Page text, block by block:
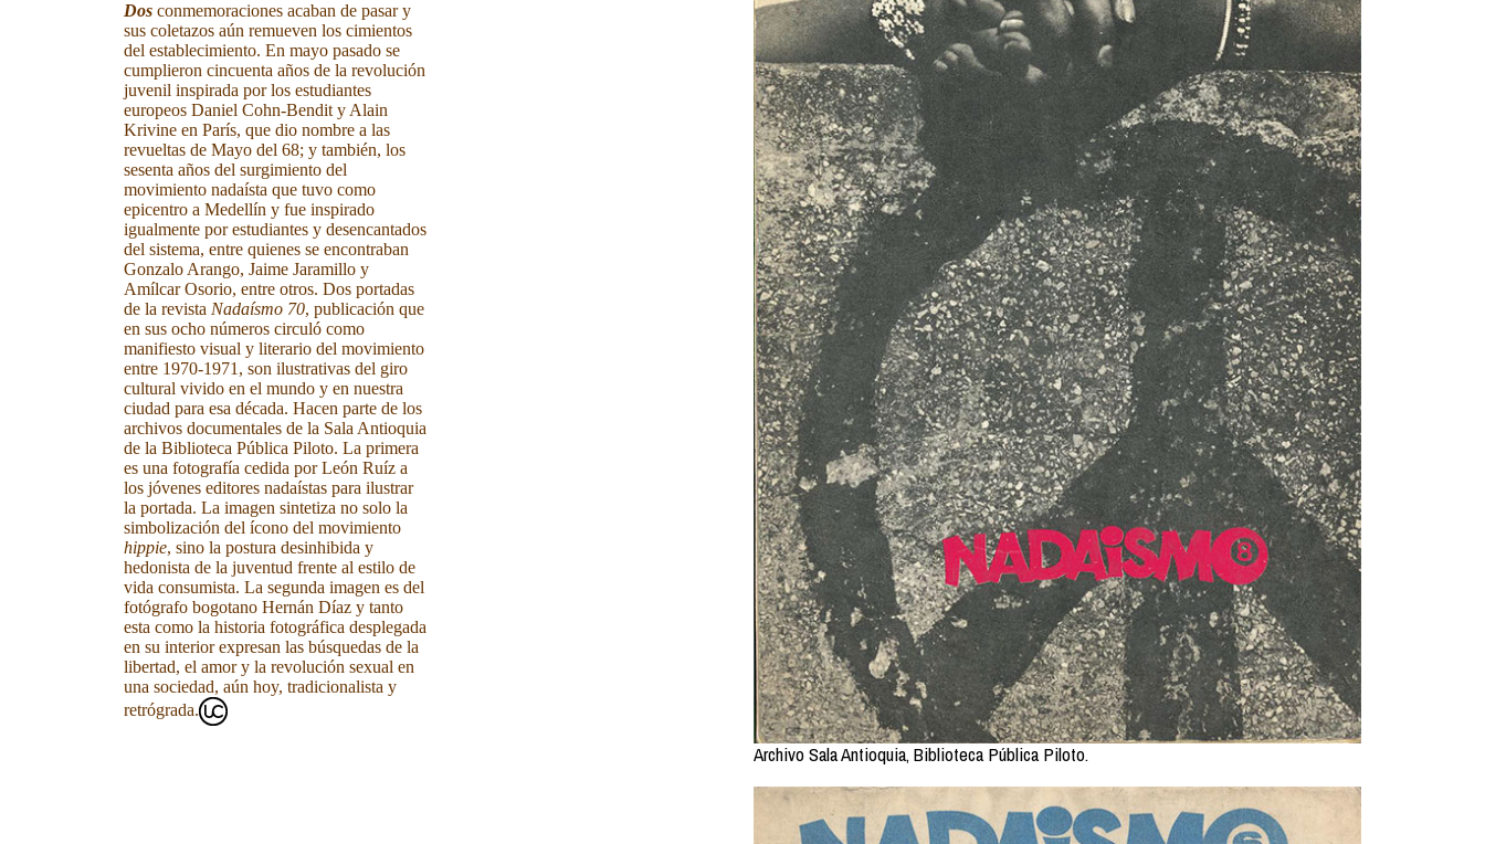
Dos conmemoraciones acaban de pasar y
sus coletazos aún remueven los cimientos
del establecimiento. En mayo pasado se
cumplieron cincuenta años de la revolución
juvenil inspirada por los estudiantes
europeos Daniel Cohn-Bendit y Alain
Krivine en París, que dio nombre a las
revueltas de Mayo del 68; y también, los
sesenta años del surgimiento del
movimiento nadaísta que tuvo como
epicentro a Medellín y fue inspirado
igualmente por estudiantes y desencantados
del sistema, entre quienes se encontraban
Gonzalo Arango, Jaime Jaramillo y
Amílcar Osorio, entre otros. Dos portadas
de la revista Nadaísmo 70, publicación que
en sus ocho números circuló como
manifiesto visual y literario del movimiento
entre 1970-1971, son ilustrativas del giro
cultural vivido en el mundo y en nuestra
ciudad para esa década. Hacen parte de los
archivos documentales de la Sala Antioquia
de la Biblioteca Pública Piloto. La primera
es una fotografía cedida por León Ruíz a
los jóvenes editores nadaístas para ilustrar
la portada. La imagen sintetiza no solo la
simbolización del ícono del movimiento
hippie, sino la postura desinhibida y
hedonista de la juventud frente al estilo de
vida consumista. La segunda imagen es del
fotógrafo bogotano Hernán Díaz y tanto
esta como la historia fotográfica desplegada
en su interior expresan las búsquedas de la
libertad, el amor y la revolución sexual en
una sociedad, aún hoy, tradicionalista y
retrógrada.
Archivo Sala Antioquia, Biblioteca Pública Piloto.